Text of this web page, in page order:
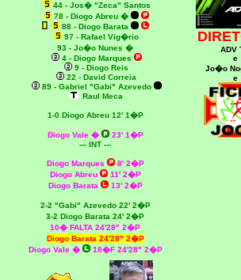
44 - Jos� "Zeca" Santos
78 - Diogo Abreu �
88 - Diogo Barata
97 - Rafael Vig�rio
93 - Jo�o Nunes �
4 - Diogo Marques
9 - Diogo Reis
22 - David Correia
89 - Gabriel "Gabi" Azevedo
Raul Meca
1-0 Diogo Abreu 12' 1�P
Diogo Vale �
23' 1�P
--- INT ---
Diogo Marques
8' 2�P
Diogo Abreu
11' 2�P
Diogo Barata
13' 2�P
2-2 "Gabi" Azevedo 22' 2�P
3-2 Diogo Barata 24' 2�P
10� FALTA 24'28" 2�P
Diogo Barata 24'28" 2�P
Diogo Vale �
10�F 24'28" 2�P
ADV
e
Jo�o
e